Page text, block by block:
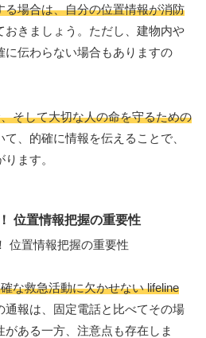
る場合は、自分の位置情報が消防
おきましょう。ただし、建物内や
に伝わらない場合もありますの
そして大切な人の命を守るための
て、的確に情報を伝えることで、
ます。
位置情報把握の重要性
な救急活動に欠かせない lifeline
通報は、固定電話と比べてその場
ある一方、注意点も存在しま